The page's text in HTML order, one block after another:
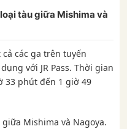
tàu giữa Mishima và
các ga trên tuyến
với JR Pass. Thời gian
33 phút đến 1 giờ 49
Mishima và Nagoya.